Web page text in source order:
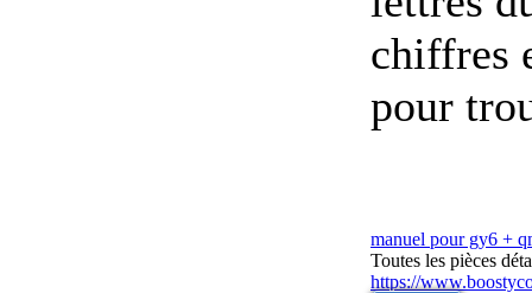
chiffres
pour
manuel pour gy6 +
Toutes les pièces
https://